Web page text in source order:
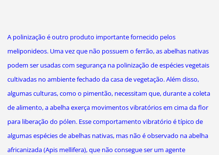
A polinização é outro produto importante fornecido pelos
meliponideos. Uma vez que não possuem o ferrão, as abelhas nativas
podem ser usadas com segurança na polinização de espécies vegetais
cultivadas no ambiente fechado da casa de vegetação. Além disso,
algumas culturas, como o pimentão, necessitam que, durante a coleta
de alimento, a abelha exerça movimentos vibratórios em cima da flor
para liberação do pólen. Esse comportamento vibratório é típico de
algumas espécies de abelhas nativas, mas não é observado na abelha
africanizada (Apis mellifera), que não consegue ser um agente